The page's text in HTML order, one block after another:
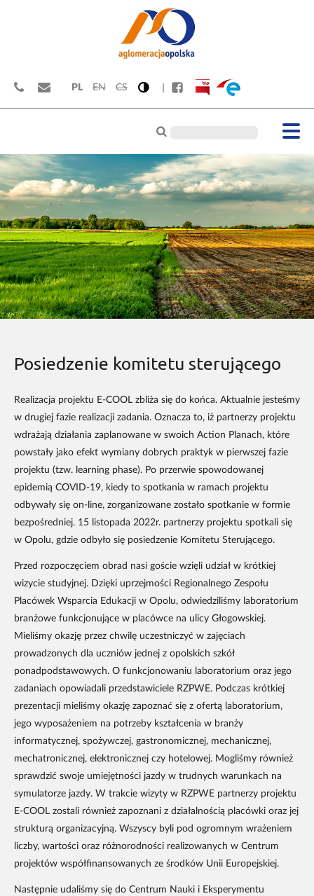
PL EN CS
Posiedzenie komitetu sterującego
Realizacja projektu E-COOL zbliża się do końca. Aktualnie jesteśmy
w drugiej fazie realizacji zadania. Oznacza to, iż partnerzy projektu
wdrażają działania zaplanowane w swoich Action Planach, które
powstały jako efekt wymiany dobrych praktyk w pierwszej fazie
projektu (tzw. learning phase). Po przerwie spowodowanej
epidemią COVID-19, kiedy to spotkania w ramach projektu
odbywały się on-line, zorganizowane zostało spotkanie w formie
bezpośredniej. 15 listopada 2022r. partnerzy projektu spotkali się
w Opolu, gdzie odbyło się posiedzenie Komitetu Sterującego.
Przed rozpoczęciem obrad nasi goście wzięli udział w krótkiej
wizycie studyjnej. Dzięki uprzejmości Regionalnego Zespołu
Placówek Wsparcia Edukacji w Opolu, odwiedziliśmy laboratorium
branżowe funkcjonujące w placówce na ulicy Głogowskiej.
Mieliśmy okazję przez chwilę uczestniczyć w zajęciach
prowadzonych dla uczniów jednej z opolskich szkół
ponadpodstawowych. O funkcjonowaniu laboratorium oraz jego
zadaniach opowiadali przedstawiciele RZPWE. Podczas krótkiej
prezentacji mieliśmy okazję zapoznać się z ofertą laboratorium,
jego wyposażeniem na potrzeby kształcenia w branży
informatycznej, spożywczej, gastronomicznej, mechanicznej,
mechatronicznej, elektronicznej czy hotelowej. Mogliśmy również
sprawdzić swoje umiejętności jazdy w trudnych warunkach na
symulatorze jazdy. W trakcie wizyty w RZPWE partnerzy projektu
E-COOL zostali również zapoznani z działalnością placówki oraz jej
strukturą organizacyjną. Wszyscy byli pod ogromnym wrażeniem
liczby, wartości oraz różnorodności realizowanych w Centrum
projektów współfinansowanych ze środków Unii Europejskiej.
Następnie udaliśmy się do Centrum Nauki i Eksperymentu